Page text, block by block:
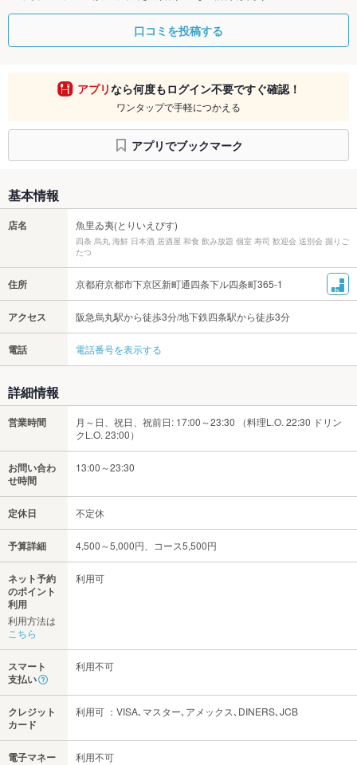
口コミを投稿する
アプリなら何度もログイン不要ですぐ確認！
ワンタップで手軽につかえる
アプリでブックマーク
基本情報
店名 魚里ゐ夷(とりいえびす)
四条 烏丸 海鮮 日本酒 居酒屋 和食 飲み放題 個室 寿司 歓迎会 送別会 掘りご
たつ
住所 京都府京都市下京区新町通四条下ル四条町365-1
アクセス 阪急烏丸駅から徒歩3分/地下鉄四条駅から徒歩3分
電話 電話番号を表示する
詳細情報
営業時間
月～日、祝日、祝前日: 17:00～23:30 （料理L.O. 22:30 ドリン
クL.O. 23:00）
お問い合わ
せ時間
13:00～23:30
定休日 不定休
予算詳細 4,500～5,000円、コース5,500円
ネット予約
のポイント
利用
利用方法は
こちら
利用可
スマート
支払い
利用不可
クレジット
カード
利用可 ：VISA､マスター､アメックス､DINERS､JCB
電子マネー 利用不可